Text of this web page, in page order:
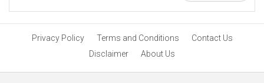
Privacy Policy Terms and Conditions
Contact Us
Disclaimer
About Us